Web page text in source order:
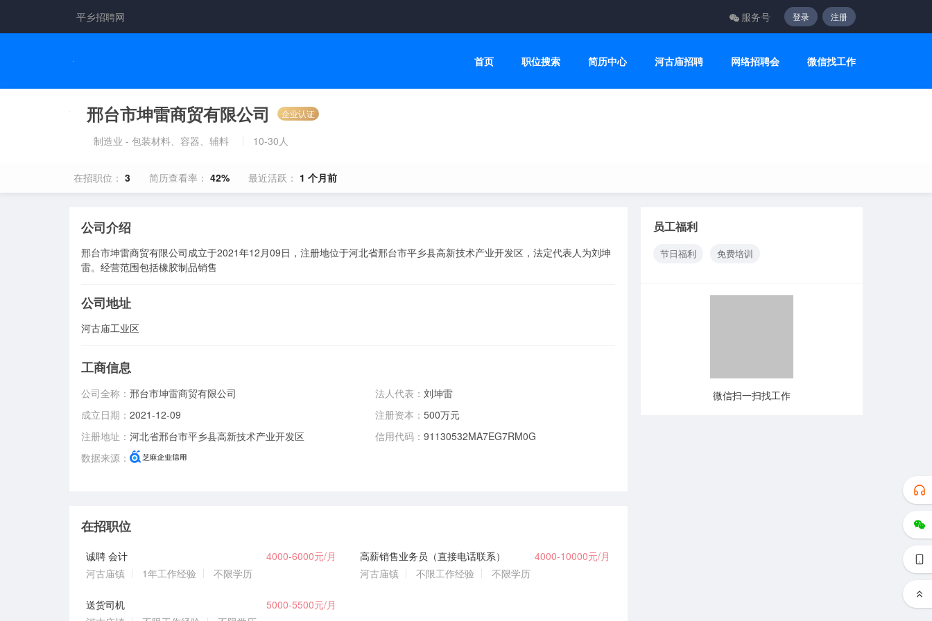
平乡招聘网 服务号 登录 注册
首页 职位搜索 简历中心 河古庙招聘 网络招聘会 微信找工作
邢台市坤雷商贸有限公司 企业认证
制造业 - 包装材料、容器、辅料 10-30人
在招职位： 3 简历查看率： 42% 最近活跃： 1 个月前
公司介绍
邢台市坤雷商贸有限公司成立于2021年12月09日，注册地位于河北省邢台市平乡县高新技术产业开发区，法定代表人为刘坤
雷。经营范围包括橡胶制品销售
公司地址
河古庙工业区
工商信息
公司全称：邢台市坤雷商贸有限公司
成立日期：2021-12-09
注册地址：河北省邢台市平乡县高新技术产业开发区
数据来源：
法人代表： 刘坤雷
注册资本： 500万元
信用代码： 91130532MA7EG7RM0G
在招职位
诚聘 会计
4000-6000元/月
河古庙镇
1年工作经验 不限学历
高薪销售业务员（直接电话联系）
4000-10000元/月
河古庙镇
不限工作经验 不限学历
送货司机
5000-5500元/月
员工福利
节日福利 免费培训
微信扫一扫找工作